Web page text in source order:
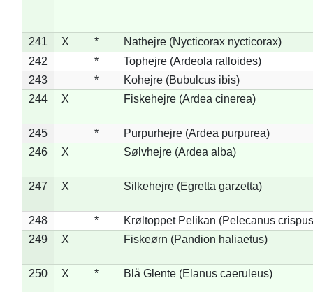
241 X *
Nathejre (Nycticorax nycticorax)
242
*
Tophejre (Ardeola ralloides)
243
*
Kohejre (Bubulcus ibis)
244
X Fiskehejre (Ardea cinerea)
245 *
Purpurhejre (Ardea purpurea)
246
X Sølvhejre (Ardea alba)
247 X Silkehejre (Egretta garzetta)
248 *
Krøltoppet Pelikan (Pelecanus
249
X Fiskeørn (Pandion haliaetus)
250 X * Blå Glente (Elanus caeruleus)